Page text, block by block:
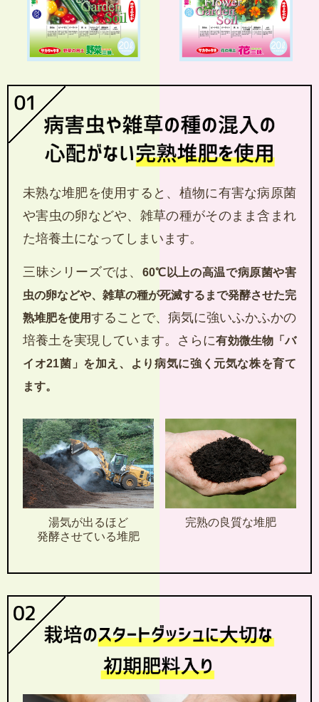
未熟な堆肥を使用すると、植物に有害な病原菌
や害虫の卵などや、雑草の種がそのまま含まれ
た培養土になってしまいます。
三昧シリーズでは、
60℃以上の高温で病原菌や害
虫の卵などや、雑草の種が死滅するまで発酵させた完
熟堆肥を使用することで、病気に強いふかふかの
培養土を実現しています。さらに有効微生物「バ
イオ21菌」を加え、より病気に強く元気な株を育て
ます。
湯気が出るほど
発酵させている堆肥
完熟の良質な堆肥